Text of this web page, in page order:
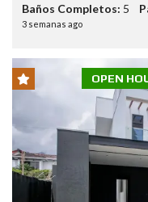
Baños Completos: 5
3 semanas ago
OPEN